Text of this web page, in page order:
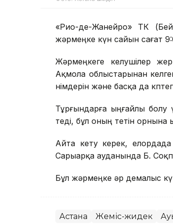
«Рио-де-Жанейро» ТК
жәрмеңке күн сайын сағат
Жәрмеңкеге келушілер
Ақмола облыстарынан
өнімдерін және басқа да
Тұрғындарға ыңғайлы
өтеді, бұл оның өтетін
Айта кету керек,
Сарыарқа ауданында Б.
Бұл жәрмеңке әр демалыс
Астана Жеміс-жидек